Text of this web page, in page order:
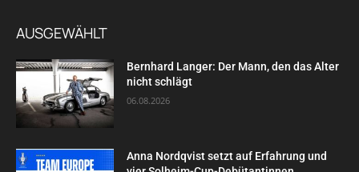
AUSGEWÄHLT
Bernhard Langer: Der Mann, den das Alter
nicht schlägt
06.08.2026
Anna Nordqvist setzt auf Erfahrung und